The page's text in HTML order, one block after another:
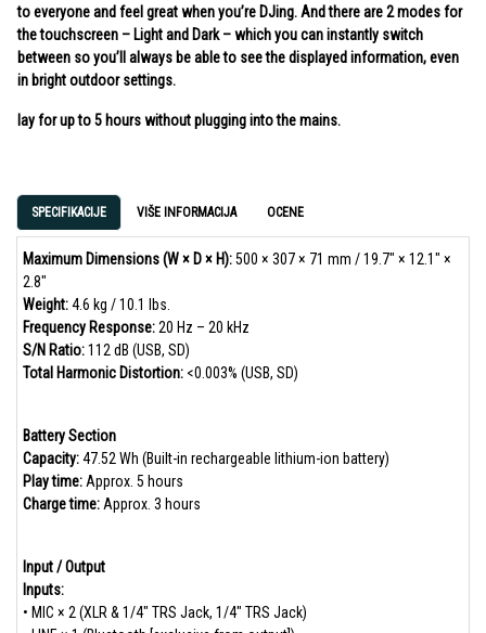
to everyone and feel great when you’re DJing. And there are 2 modes for
the touchscreen – Light and Dark – which you can instantly switch
between so you’ll always be able to see the displayed information, even
in bright outdoor settings.
lay for up to 5 hours without plugging into the mains.
SPECIFIKACIJE VIŠE INFORMACIJA OCENE
Maximum Dimensions (W × D × H):500 × 307 × 71 mm / 19.7" × 12.1" ×
2.8"
Weight:4.6 kg / 10.1 lbs.
Frequency Response:20 Hz – 20 kHz
S/N Ratio:112 dB (USB, SD)
Total Harmonic Distortion: <0.003% (USB, SD)
Battery Section
Capacity:47.52 Wh (Built-in rechargeable lithium-ion battery)
Play time: Approx. 5 hours
Charge time: Approx. 3 hours
Input / Output
Inputs:
• MIC × 2 (XLR & 1/4" TRS Jack, 1/4" TRS Jack)